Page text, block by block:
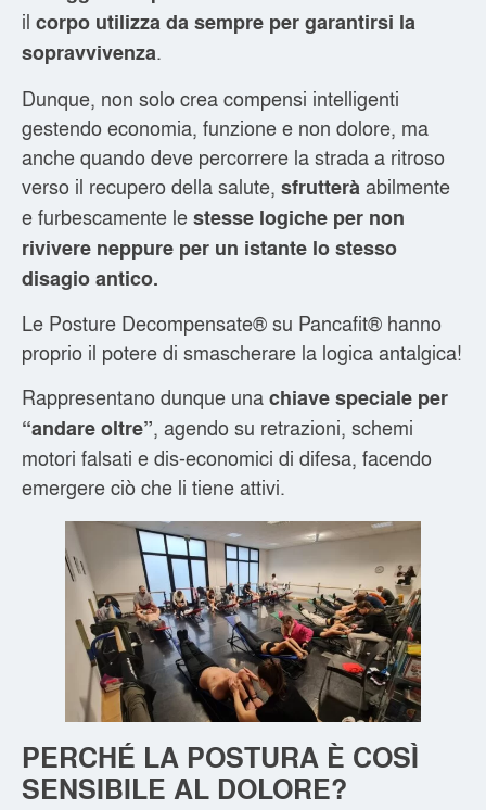
il corpo utilizza da sempre per garantirsi la
sopravvivenza.
Dunque, non solo crea compensi intelligenti
gestendo economia, funzione e non dolore, ma
anche quando deve percorrere la strada a ritroso
verso il recupero della salute, sfrutteràabilmente
e furbescamente lestesse logiche per non
rivivere neppure per un istante lo stesso
disagio antico.
Le Posture Decompensate® su Pancafit® hanno
proprio il potere di smascherare la logica antalgica!
Rappresentano dunque unachiave speciale per
“andare oltre”, agendo su retrazioni, schemi
motori falsati e dis-economici di difesa, facendo
emergere ciò che li tiene attivi.
PERCHÉ LA POSTURA È COSÌ
SENSIBILE AL DOLORE?